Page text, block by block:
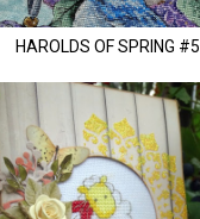
HAROLDS OF SPRING #5